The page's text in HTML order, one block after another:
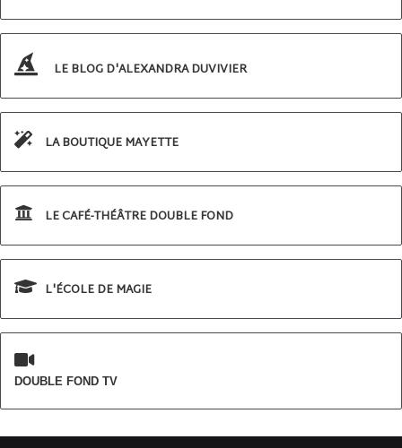
LE BLOG D'ALEXANDRA DUVIVIER
LA BOUTIQUE MAYETTE
LE CAFÉ-THÉÂTRE DOUBLE FOND
L'ÉCOLE DE MAGIE
DOUBLE FOND TV